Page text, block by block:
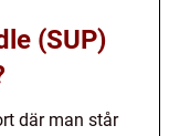
(SUP)
där man står